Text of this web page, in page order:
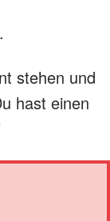
stehen und
hast einen